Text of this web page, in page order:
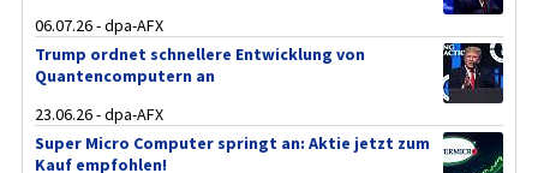
06.07.26 - dpa-AFX
Trump ordnet schnellere Entwicklung von
Quantencomputern an
23.06.26 - dpa-AFX
Super Micro Computer springt an: Aktie jetzt zum
Kauf empfohlen!